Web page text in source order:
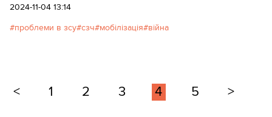
2024-11-04 13:14
проблеми в зсу сзч мобілізація війна
< 1 2 3 4 5 >